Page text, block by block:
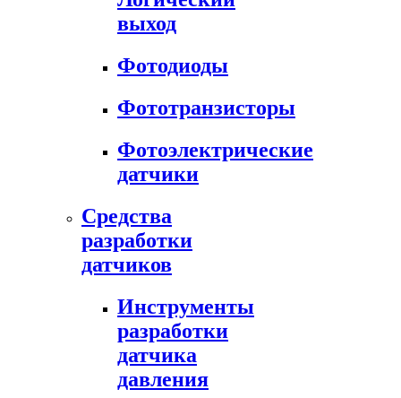
выход
Фотодиоды
Фототранзисторы
Фотоэлектрические
датчики
Средства
разработки
датчиков
Инструменты
разработки
датчика
давления